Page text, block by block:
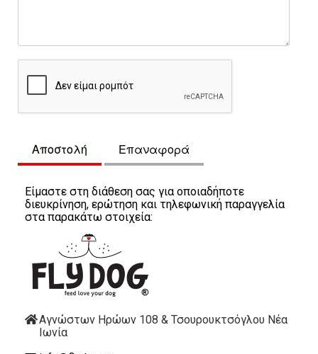
Αποστολή Επαναφορά
Είμαστε στη διάθεση σας για οποιαδήποτε
διευκρίνηση, ερώτηση και τηλεφωνική παραγγελία
στα παρακάτω στοιχεία:
Αγνώστων Ηρώων 108 & Τσουρουκτσόγλου Νέα
Ιωνία